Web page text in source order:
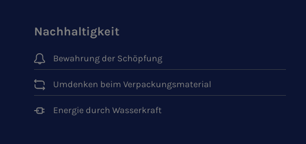
Nachhaltigkeit
Bewahrung der Schöpfung
Umdenken beim Verpackungsmaterial
Energie durch Wasserkraft